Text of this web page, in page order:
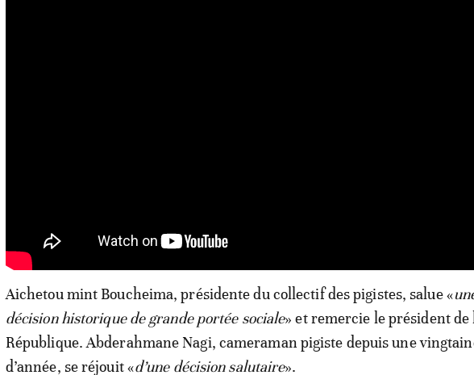
Aichetou mint Boucheima, présidente du collectif des pigistes, salue «
décision historique de grande portée sociale» et remercie le président de
République. Abderahmane Nagi, cameraman pigiste depuis une
d’année, se réjouit «d’une décision salutaire».